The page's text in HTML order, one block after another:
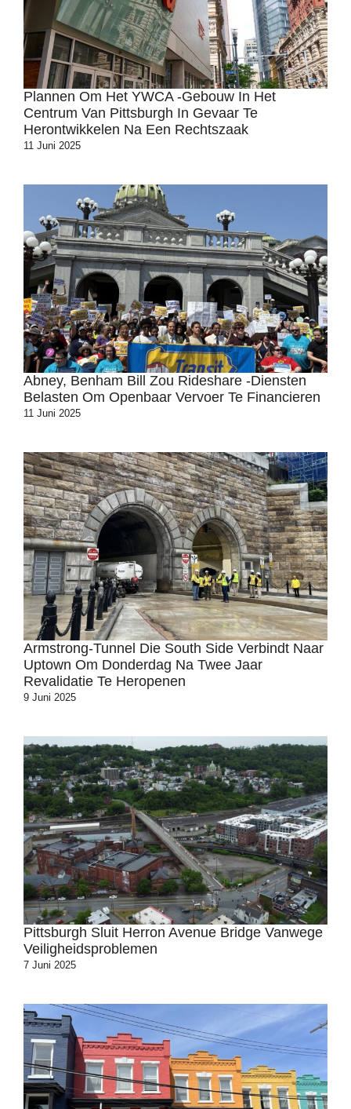
Plannen Om Het YWCA -gebouw In Het
Centrum Van Pittsburgh In Gevaar Te
Herontwikkelen Na Een Rechtszaak
11 Juni 2025
Abney, Benham Bill Zou Rideshare -diensten
Belasten Om Openbaar Vervoer Te Financieren
11 Juni 2025
Armstrong-Tunnel Die South Side Verbindt Naar
Uptown Om Donderdag Na Twee Jaar
Revalidatie Te Heropenen
9 Juni 2025
Pittsburgh Sluit Herron Avenue Bridge Vanwege
Veiligheidsproblemen
7 Juni 2025